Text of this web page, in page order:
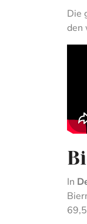
Die
den
In